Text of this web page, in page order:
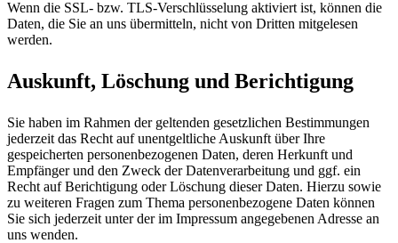
Wenn die SSL- bzw. TLS-Verschlüsselung aktiviert ist, können die
Daten, die Sie an uns übermitteln, nicht von Dritten mitgelesen
werden.
Auskunft, Löschung und Berichtigung
Sie haben im Rahmen der geltenden gesetzlichen Bestimmungen
jederzeit das Recht auf unentgeltliche Auskunft über Ihre
gespeicherten personenbezogenen Daten, deren Herkunft und
Empfänger und den Zweck der Datenverarbeitung und ggf. ein
Recht auf Berichtigung oder Löschung dieser Daten. Hierzu sowie
zu weiteren Fragen zum Thema personenbezogene Daten können
Sie sich jederzeit unter der im Impressum angegebenen Adresse an
uns wenden.